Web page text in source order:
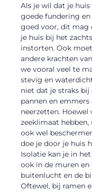
Als je wil dat je
goede fundering
goed voor, dit mag
je huis bij het
instorten. Ook
andere krachten
we vooral veel te
stevig en
niet dat je straks bij
pannen en
neerzetten.
zeeklimaat
ook wel
doe je door je huis
Isolatie kan je in
ook in de muren en
buitenlucht en de
Oftewel, bij ramen